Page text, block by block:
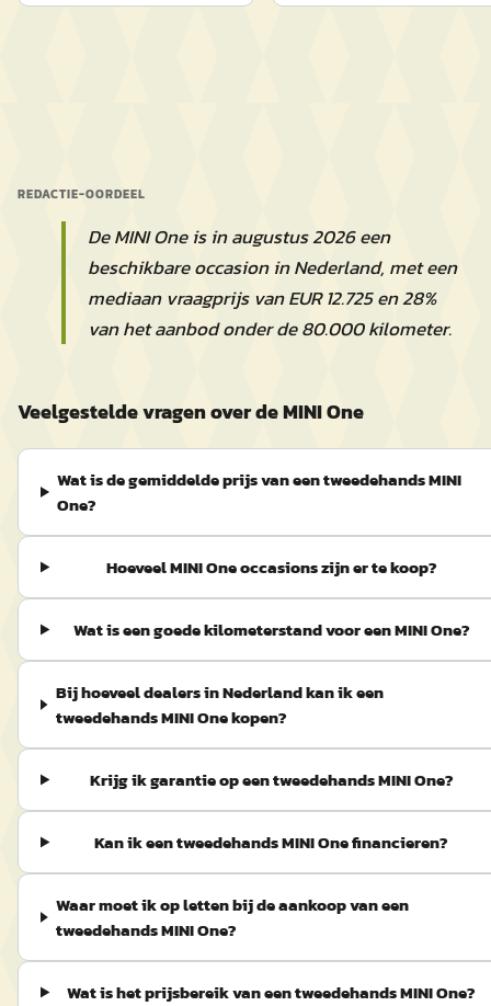
REDACTIE-OORDEEL
De MINI One is in augustus 2026 een
beschikbare occasion in Nederland, met een
mediaan vraagprijs van EUR 12.725 en 28%
van het aanbod onder de 80.000 kilometer.
Veelgestelde vragen over de MINI One
Wat is de gemiddelde prijs van een tweedehands MINI
One?
Hoeveel MINI One occasions zijn er te koop?
Wat is een goede kilometerstand voor een MINI One?
Bij hoeveel dealers in Nederland kan ik een
tweedehands MINI One kopen?
Krijg ik garantie op een tweedehands MINI One?
Kan ik een tweedehands MINI One financieren?
Waar moet ik op letten bij de aankoop van een
tweedehands MINI One?
Wat is het prijsbereik van een tweedehands MINI One?